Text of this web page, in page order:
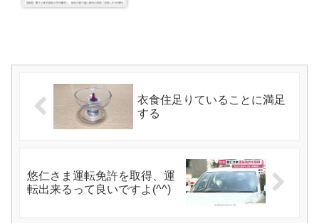
衣食住足りていることに満足
する
悠仁さま運転免許を取得、運
転出来るって良いですよ(^^)